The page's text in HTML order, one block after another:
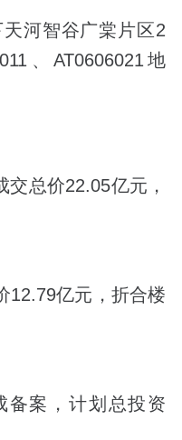
天河智谷广棠片区2
、AT0606021地
交总价22.05亿元，
12.79亿元，折合楼
案， 计划总投资